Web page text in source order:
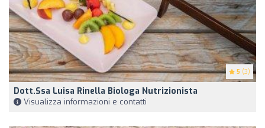
5 (3)
Dott.ssa Luisa Rinella Biologa Nutrizionista
Visualizza informazioni e contatti